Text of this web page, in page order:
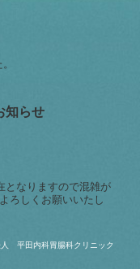
知らせ
となりますので混雑が
ろしくお願いいたし
年末年始のご案
人 平田内科胃腸科クリニック